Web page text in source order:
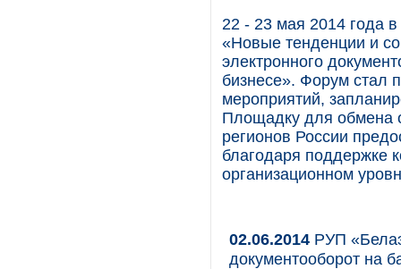
22 - 23 мая 2014 года
«Новые тенденции и
электронного
бизнесе». Форум стал
мероприятий,
Площадку для обмена
регионов России
благодаря поддержке
организационном
02.06.2014 РУП
документооборот на